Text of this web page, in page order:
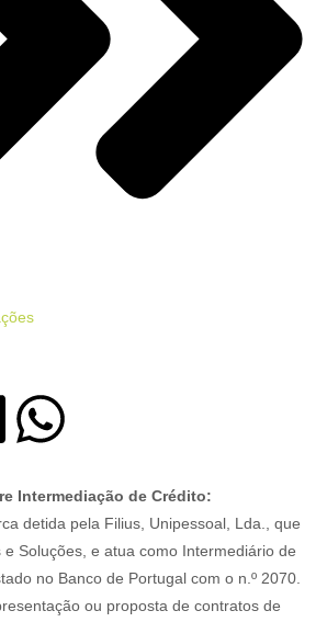
Intermediação de Crédito:
detida pela Filius, Unipessoal, Lda., que
Soluções, e atua como Intermediário de
no Banco de Portugal com o n.º 2070.
ou proposta de contratos de